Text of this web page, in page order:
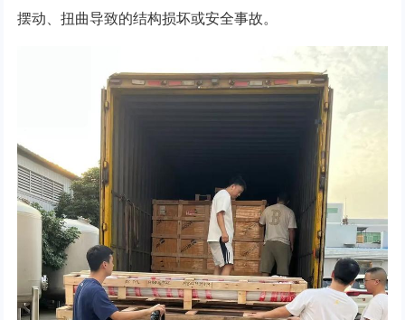
摆动、扭曲导致的结构损坏或安全事故。